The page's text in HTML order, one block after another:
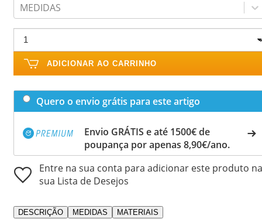
MEDIDAS
ADICIONAR AO CARRINHO
Quero o envio grátis para este artigo
Envio GRÁTIS e até 1500€ de
poupança por apenas 8,90€/ano.
Entre na sua conta para adicionar este produto na
sua Lista de Desejos
DESCRIÇÃO MEDIDAS MATERIAIS